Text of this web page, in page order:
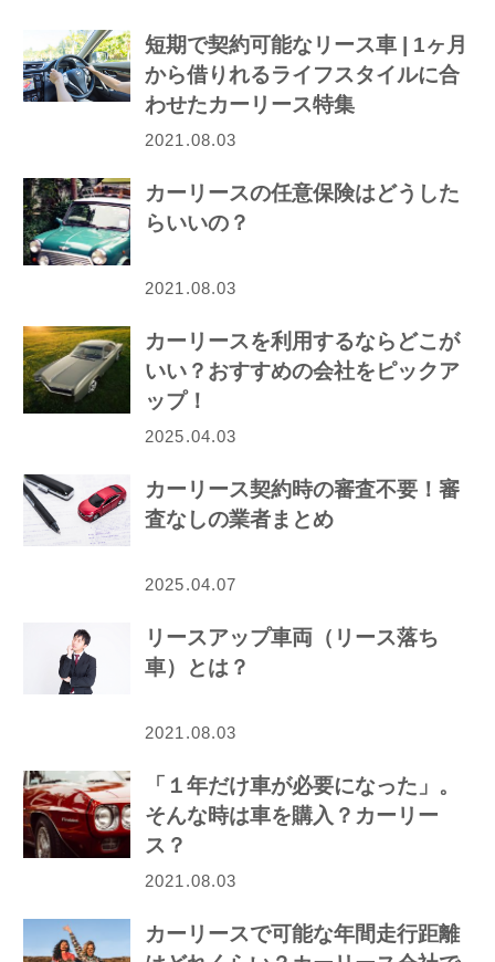
短期で契約可能なリース車 | 1ヶ月
から借りれるライフスタイルに合
わせたカーリース特集
2021.08.03
カーリースの任意保険はどうした
らいいの？
2021.08.03
カーリースを利用するならどこが
いい？おすすめの会社をピックア
ップ！
2025.04.03
カーリース契約時の審査不要！審
査なしの業者まとめ
2025.04.07
リースアップ車両（リース落ち
車）とは？
2021.08.03
「１年だけ車が必要になった」。
そんな時は車を購入？カーリー
ス？
2021.08.03
カーリースで可能な年間走行距離